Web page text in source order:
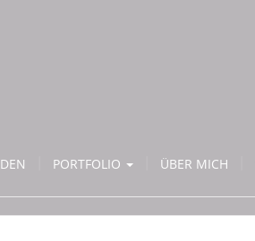
PORTFOLIO ÜBER MICH